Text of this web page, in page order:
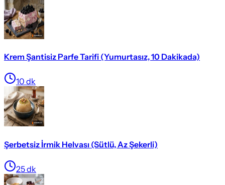
Krem Şantisiz Parfe Tarifi (Yumurtasız, 10 Dakikada)
10 dk
Şerbetsiz İrmik Helvası (Sütlü, Az Şekerli)
25dk